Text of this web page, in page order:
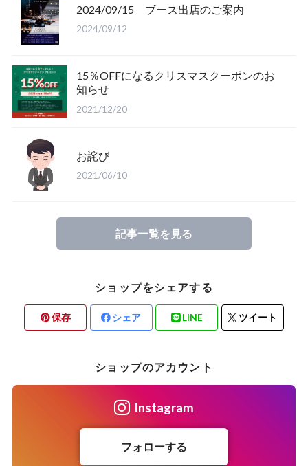
2024/09/15 ブース出店のご案内
2024/09/12
15％OFFになるクリスマスクーポンのお
知らせ
2021/12/20
お詫び
2021/06/10
記事一覧を見る
ショップをシェアする
保存 シェア LINE ツイート
ショップのアカウント
Instagram
フォローする